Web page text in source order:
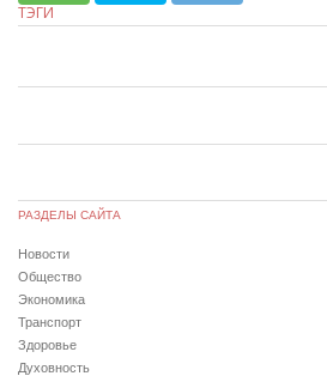
ТЭГИ
РАЗДЕЛЫ САЙТА
Новости
Общество
Экономика
Транспорт
Здоровье
Духовность